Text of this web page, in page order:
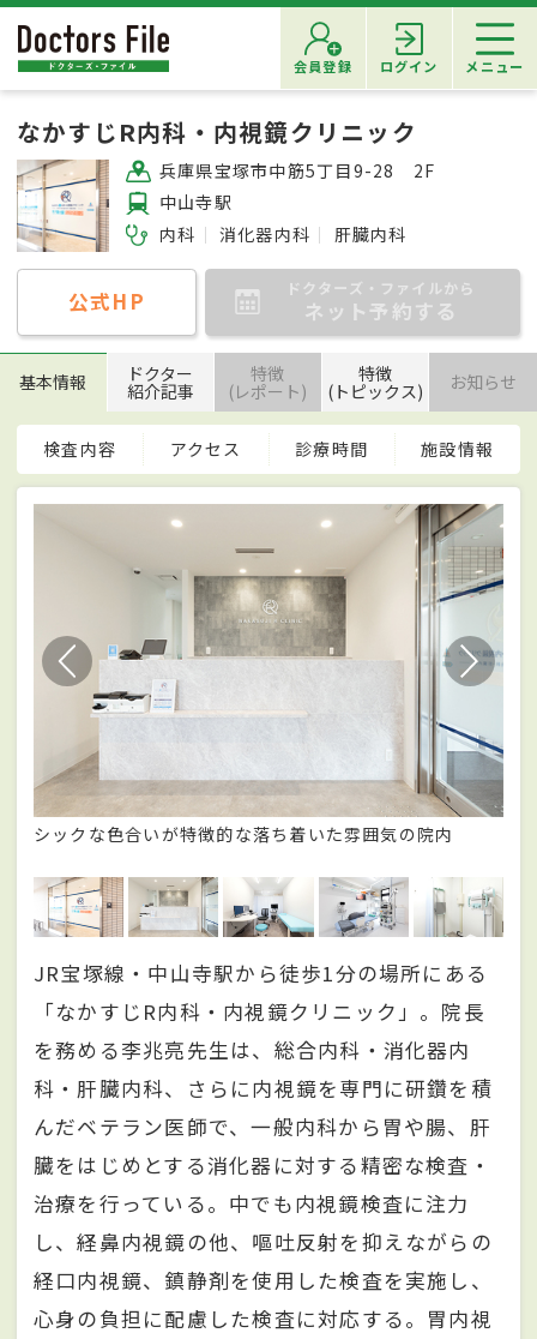
会員登録 ログイン メニュー
なかすじR内科・内視鏡クリニック
兵庫県宝塚市中筋5丁目9-28 2F
中山寺駅
内科
消化器内科 肝臓内科
公式HP ドクターズ・ファイルから
ネット予約する
基本情報 ドクター
紹介記事
特徴
(レポート)
特徴
(トピックス) お知らせ
検査内容 アクセス 診療時間 施設情報
シックな色合いが特徴的な落ち着いた雰囲気の院内
JR宝塚線・中山寺駅から徒歩1分の場所にある
「なかすじR内科・内視鏡クリニック」。院長
を務める李兆亮先生は、総合内科・消化器内
科・肝臓内科、さらに内視鏡を専門に研鑽を積
んだベテラン医師で、一般内科から胃や腸、肝
臓をはじめとする消化器に対する精密な検査・
治療を行っている。中でも内視鏡検査に注力
し、経鼻内視鏡の他、嘔吐反射を抑えながらの
経口内視鏡、鎮静剤を使用した検査を実施し、
心身の負担に配慮した検査に対応する。胃内視